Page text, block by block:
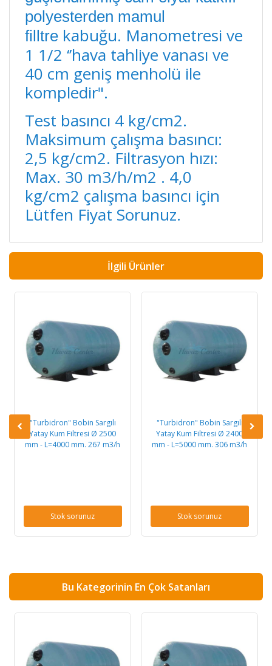
polyesterden mamul
filltre kabuğu. Manometresi ve
1 1/2 ‘’hava tahliye vanası ve
40 cm geniş menholü ile
kompledir".
Test basıncı 4 kg/cm2.
Maksimum çalışma basıncı:
2,5 kg/cm2. Filtrasyon hızı:
Max. 30 m3/h/m2 . 4,0
kg/cm2 çalışma basıncı için
Lütfen Fiyat Sorunuz.
İlgili Ürünler
"Turbidron" Bobin Sargılı
Yatay Kum Filtresi Ø 2500
mm - L=4000 mm. 267 m3/h
Stok sorunuz
"Turbidron" Bobin Sargılı
Yatay Kum Filtresi Ø 2400
mm - L=5000 mm. 306 m3/h
Stok sorunuz
Bu Kategorinin En Çok Satanları